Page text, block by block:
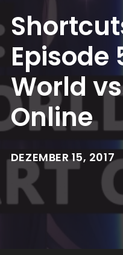
Episode
World
Online
DEZEMBER 15, 2017